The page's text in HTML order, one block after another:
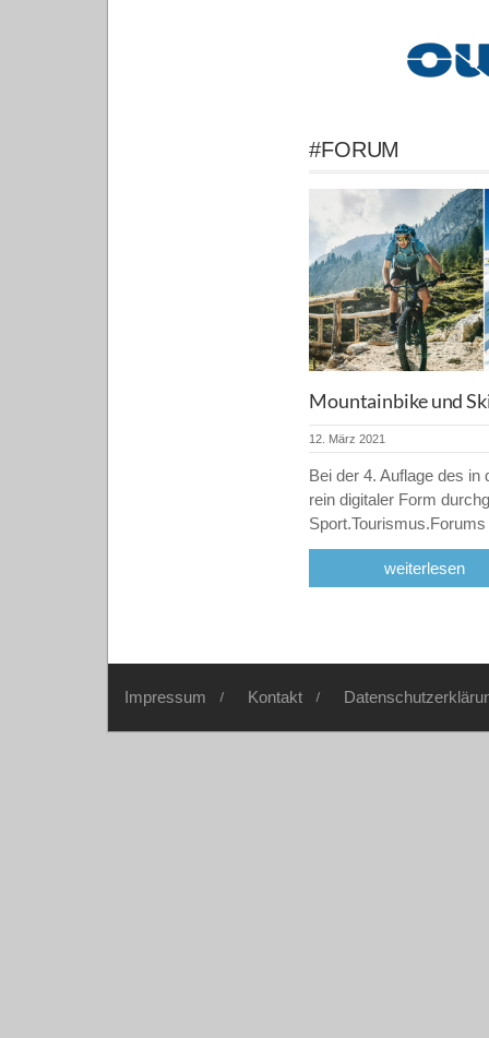
#FORUM
Mountainbike und
12. März 2021
Bei der 4. Auflage des
rein digitaler Form
weiterlesen
Impressum Kontakt